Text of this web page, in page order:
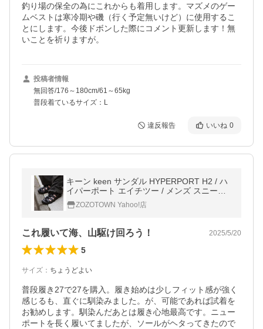
釣り場の保全の為にこれからも着用します。マズメのゲー
ムベストは寒冷期や磯（行く予定無いけど）に使用するこ
とにします。今後ドボンした際にコメント更新します！無
いことを祈りますが。
投稿者情報
無回答/176～180cm/61～65kg
普段着ているサイズ：L
違反報告 いいね 0
キーン keen サンダル HYPERPORT H2 / ハ
イパーポート エイチツー / メンズ スニーカ
ーサンダル メンズ
ZOZOTOWN Yahoo!店
これ履いて海、山駆け回ろう！ 2025/5/20
5
サイズ ： ちょうどよい
普段履き27で27を購入。履き始めは少しフィット感が強く
感じるも、直ぐに馴染みました。が、可能であれば試着を
お勧めします。馴染んだあとは履き心地最高です。ニュー
ポートを長く履いてましたが、ソールがヘタってきたので